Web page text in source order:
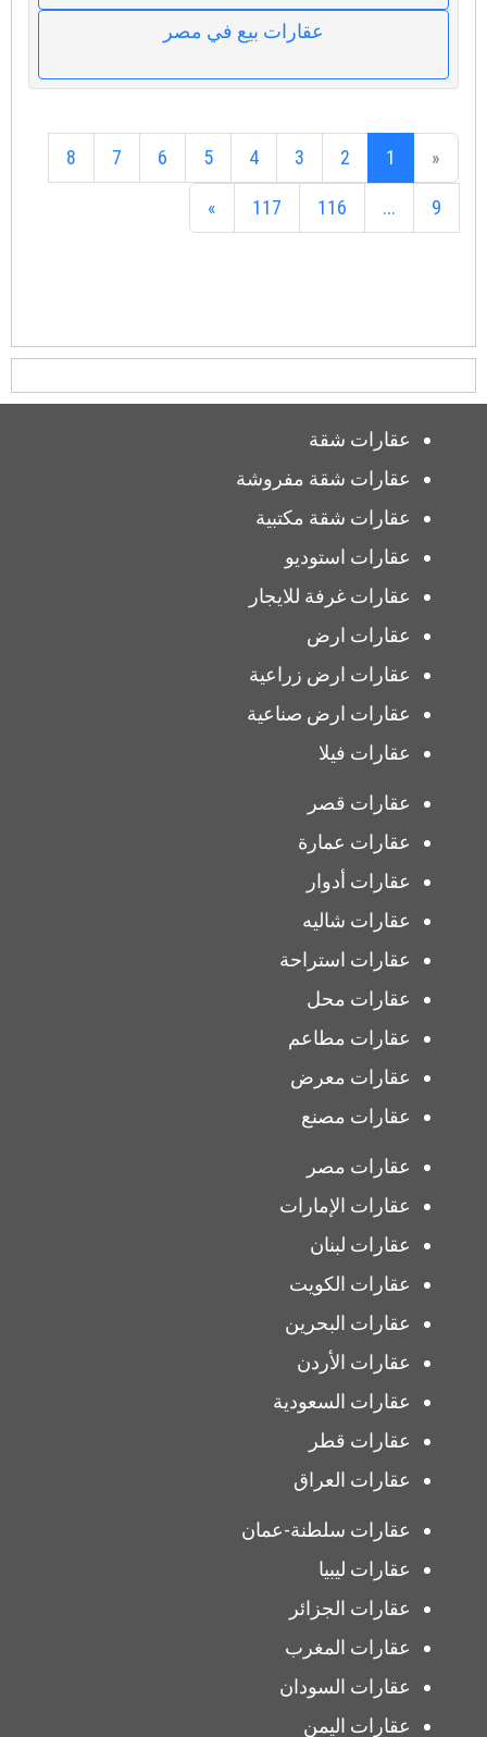
عقارات بيع في مصر
«
1
2
3
4
5
6
7
8
9
...
116
117
»
عقارات شقة
عقارات شقة مفروشة
عقارات شقة مكتبية
عقارات استوديو
عقارات غرفة للايجار
عقارات ارض
عقارات ارض زراعية
عقارات ارض صناعية
عقارات فيلا
عقارات قصر
عقارات عمارة
عقارات أدوار
عقارات شاليه
عقارات استراحة
عقارات محل
عقارات مطاعم
عقارات معرض
عقارات مصنع
عقارات مصر
عقارات الإمارات
عقارات لبنان
عقارات الكويت
عقارات البحرين
عقارات الأردن
عقارات السعودية
عقارات قطر
عقارات العراق
عقارات سلطنة-عمان
عقارات ليبيا
عقارات الجزائر
عقارات المغرب
عقارات السودان
عقارات اليمن